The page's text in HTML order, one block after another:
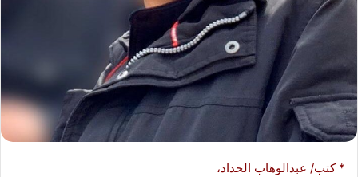
ا
* كتب/ عبدالوهاب الحداد،